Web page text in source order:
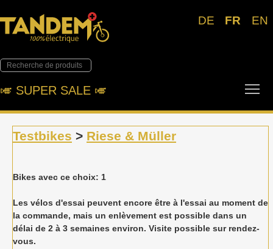
DE FR EN
🎺︎ SUPER SALE 🎺︎
Testbikes > Riese & Müller
Bikes avec ce choix: 1
Les vélos d'essai peuvent encore être à l'essai au moment de
la commande, mais un enlèvement est possible dans un
délai de 2 à 3 semaines environ. Visite possible sur rendez-
vous.